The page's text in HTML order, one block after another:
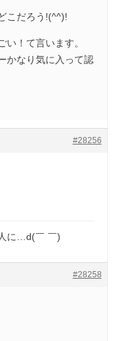
こだろう!(^^)!
い！て言います。
かなり気に入って認
#28256
に…d(￣ ￣)
#28258